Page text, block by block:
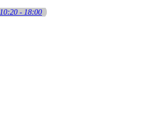
10:20 - 18:00